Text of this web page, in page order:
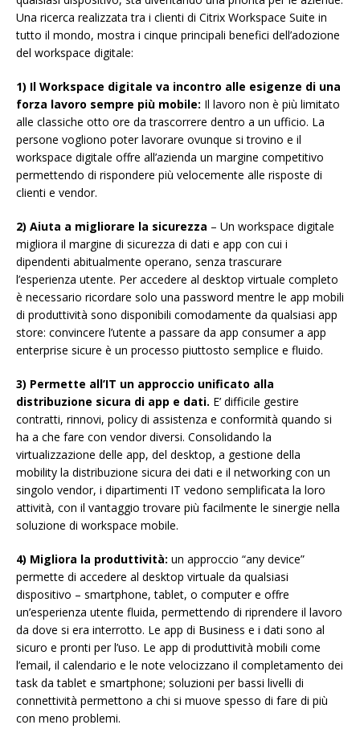
Una ricerca realizzata tra i clienti di Citrix Workspace Suite in
tutto il mondo, mostra i cinque principali benefici dell’adozione
del workspace digitale:
1) Il Workspace digitale va incontro alle esigenze di una
forza lavoro sempre più mobile: Il lavoro non è più limitato
alle classiche otto ore da trascorrere dentro a un ufficio. La
persone vogliono poter lavorare ovunque si trovino e il
workspace digitale offre all’azienda un margine competitivo
permettendo di rispondere più velocemente alle risposte di
clienti e vendor.
2) Aiuta a migliorare la sicurezza – Un workspace digitale
migliora il margine di sicurezza di dati e app con cui i
dipendenti abitualmente operano, senza trascurare
l’esperienza utente. Per accedere al desktop virtuale completo
è necessario ricordare solo una password mentre le app mobili
di produttività sono disponibili comodamente da qualsiasi app
store: convincere l’utente a passare da app consumer a app
enterprise sicure è un processo piuttosto semplice e fluido.
3) Permette all’IT un approccio unificato alla
distribuzione sicura di app e dati. E’ difficile gestire
contratti, rinnovi, policy di assistenza e conformità quando si
ha a che fare con vendor diversi. Consolidando la
virtualizzazione delle app, del desktop, a gestione della
mobility la distribuzione sicura dei dati e il networking con un
singolo vendor, i dipartimenti IT vedono semplificata la loro
attività, con il vantaggio trovare più facilmente le sinergie nella
soluzione di workspace mobile.
4) Migliora la produttività: un approccio “any device”
permette di accedere al desktop virtuale da qualsiasi
dispositivo – smartphone, tablet, o computer e offre
un’esperienza utente fluida, permettendo di riprendere il lavoro
da dove si era interrotto. Le app di Business e i dati sono al
sicuro e pronti per l’uso. Le app di produttività mobili come
l’email, il calendario e le note velocizzano il completamento dei
task da tablet e smartphone; soluzioni per bassi livelli di
connettività permettono a chi si muove spesso di fare di più
con meno problemi.